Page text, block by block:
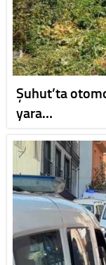
Şuhut’ta
yara…